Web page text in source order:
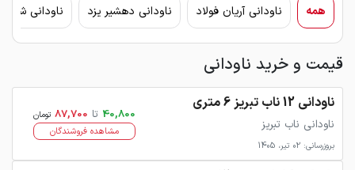
همه ناودانی آریان فولاد ناودانی دهشیر یزد ناودانی
قیمت و خرید ناودانی
ناودانی 12 ناب تبریز 6 متری
ناودانی ناب تبریز
بروزرسانی: 02 تیر، 1405
40,800 تا 87,700 تومان
مشاهده فروشندگان